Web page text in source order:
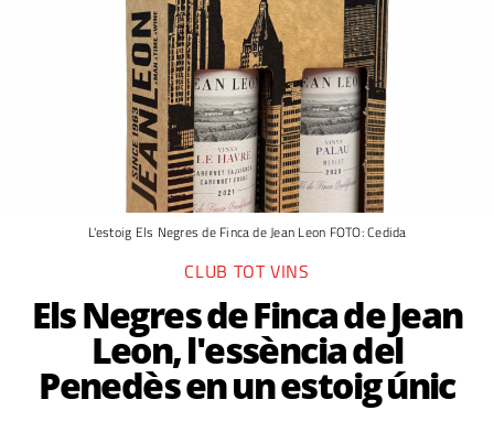
L'estoig Els Negres de Finca de Jean Leon FOTO: Cedida
CLUB TOT VINS
Els Negres de Finca de Jean
Leon, l'essència del
Penedès en un estoig únic